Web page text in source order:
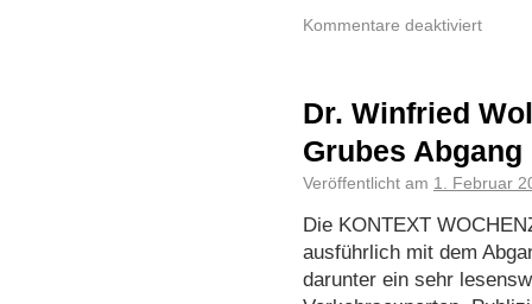
Kommentare deaktiviert
Dr. Winfried
Grubes Abgang
Veröffentlicht am 1. Februar
Die KONTEXT
ausführlich mit dem
darunter ein sehr